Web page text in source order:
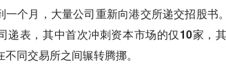
一个月，大量公司重新向港交所递交招股书
递表，其中首次冲刺资本市场的仅10家，
不同交易所之间辗转腾挪。